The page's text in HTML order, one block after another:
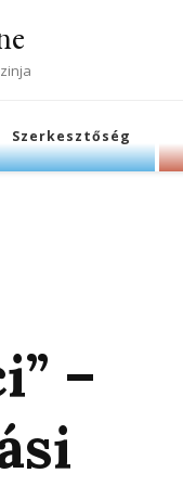
Szerkesztőség
–